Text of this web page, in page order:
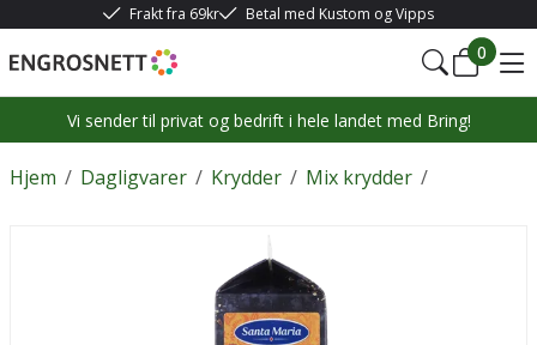
Frakt fra 69kr Betal med Kustom og Vipps
0
Vi sender til privat og bedrift i hele landet med Bring!
/
Hjem /
Dagligvarer /
Krydder /
Mix krydder